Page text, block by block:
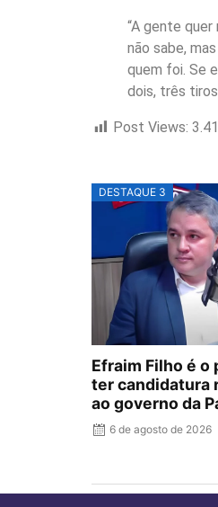
“A gente
não sabe,
quem foi. Se
dois, três
Post Views:
DESTAQUE 3
Efraim Filho é o
ter candidatura
ao governo da
6 de agosto de 2026